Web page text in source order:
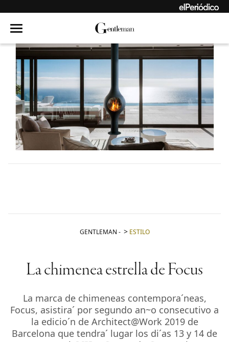
GENTLEMAN - ESTILO
La chimenea estrella de Focus
La marca de chimeneas contempora´neas,
Focus, asistira´ por segundo an~o consecutivo a
la edicio´n de Architect@Work 2019 de
Barcelona que tendra´ lugar los di´as 13 y 14 de